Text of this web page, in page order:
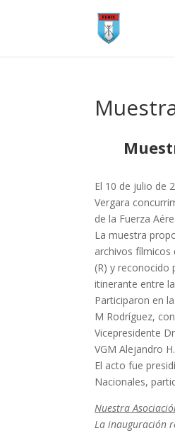
El 10 de julio de
Vergara
de la Fuerza
La muestra
archivos fílmicos
(R) y reconocido
itinerante entre
Participaron en
M Rodríguez,
Vicepresidente
VGM Alejandro
El acto fue
Nacionales,
Nuestra
La inauguración